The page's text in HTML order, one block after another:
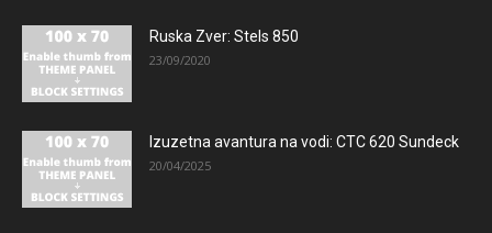
Ruska Zver: Stels 850
23/09/2020
Izuzetna avantura na vodi: CTC 620 Sundeck
20/04/2025